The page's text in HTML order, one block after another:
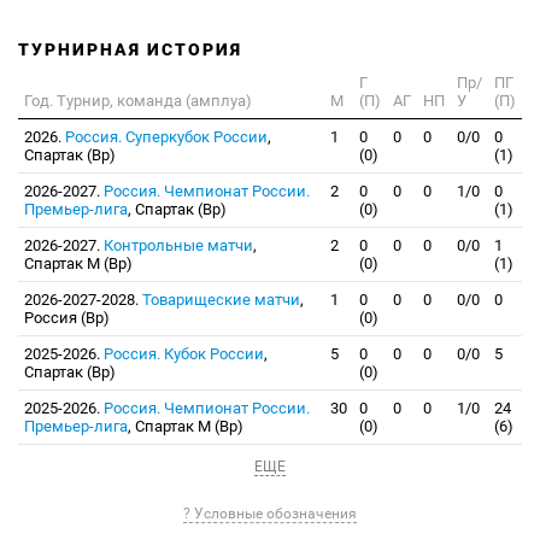
ТУРНИРНАЯ ИСТОРИЯ
Год. Турнир, команда (амплуа) М
Г
(П)
АГ НП
Пр/
У
ПГ
(П)
2026. Россия. Суперкубок России,
Спартак (Вр)
1
0
(0)
0 0 0/0
0
(1)
2026-2027. Россия. Чемпионат России.
Премьер-лига, Спартак (Вр)
2
0
(0)
0 0 1/0
0
(1)
2026-2027. Контрольные матчи,
Спартак М (Вр)
2
0
(0)
0 0 0/0
1
(1)
2026-2027-2028. Товарищеские матчи,
Россия (Вр)
1
0
(0)
0 0 0/0 0
2025-2026. Россия. Кубок России,
Спартак (Вр)
5
0
(0)
0 0 0/0 5
2025-2026. Россия. Чемпионат России.
Премьер-лига, Спартак М (Вр)
30
0
(0)
0 0 1/0
24
(6)
ЕЩЕ
? Условные обозначения